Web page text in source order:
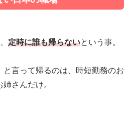
定時に誰も帰らないという事。
と言って帰るのは、時短勤務のお
さんだけ。